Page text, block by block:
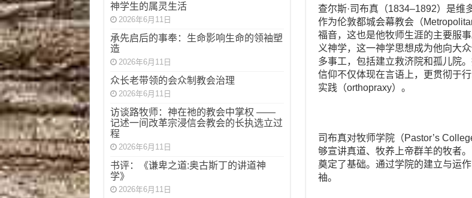
查尔斯·司布真（1834–1892）是维
作为伦敦都城会幕教会（
福音，这也是他牧师生涯的主要服
义神学，这一神学思想成为他向大
多事工，包括建立救济院和孤儿院
信仰不仅体现在言语上，更贯彻于
实践（orthopraxy）。
司布真对牧师学院（Pastor’s
够宣讲真道、牧养上帝群羊的牧者
奠定了基础。通过学院的建立与运
袖。
神学生的属灵生活
2026年6月11日
承先启后的事奉：生命影响生命的领袖塑
造
2026年6月11日
众长老带领的会众制教会治理
2026年6月11日
访谈路牧师：神在祂的教会中掌权 ——
记述一间改革宗浸信会教会的长执选立过
程
2026年6月11日
书评：《谦卑之道:奥古斯丁的讲道神
学》
2026年6月11日